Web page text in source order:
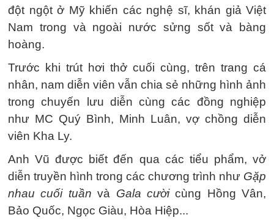
đột ngột ở Mỹ khiến các nghệ sĩ, khán giả Việt
Nam trong và ngoài nước sửng sốt và bàng
hoàng.
Trước khi trút hơi thở cuối cùng, trên trang cá
nhân, nam diễn viên vẫn chia sẻ những hình ảnh
trong chuyến lưu diễn cùng các đồng nghiệp
như MC Quý Bình, Minh Luân, vợ chồng diễn
viên Kha Ly.
Anh Vũ được biết đến qua các tiểu phẩm, vở
diễn truyền hình trong các chương trình như Gặp
nhau cuối tuần và Gala cườicùng Hồng Vân,
Bảo Quốc, Ngọc Giàu, Hòa Hiệp...